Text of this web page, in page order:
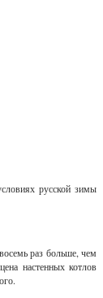
русской зимы
раз больше, чем
настенных котлов